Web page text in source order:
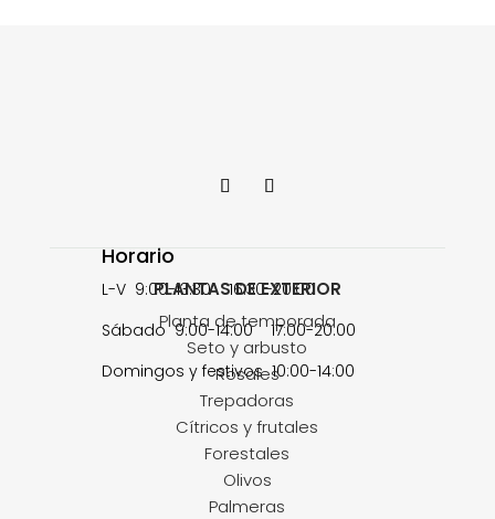
Horario
L-V 9:00-13:30 16:30-20:00
Sábado 9:00-14:00 17:00-20:00
Domingos y festivos 10:00-14:00
PLANTAS DE EXTERIOR
Planta de temporada
Seto y arbusto
Rosales
Trepadoras
Cítricos y frutales
Forestales
Olivos
Palmeras